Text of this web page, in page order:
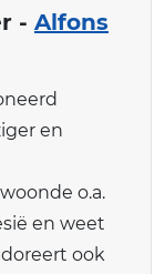
- Alfons
en
o.a.
en weet
ook